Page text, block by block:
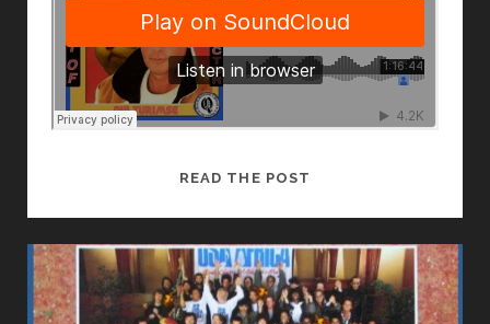
READ THE POST
ACTRICES
QUI
CHANTENT